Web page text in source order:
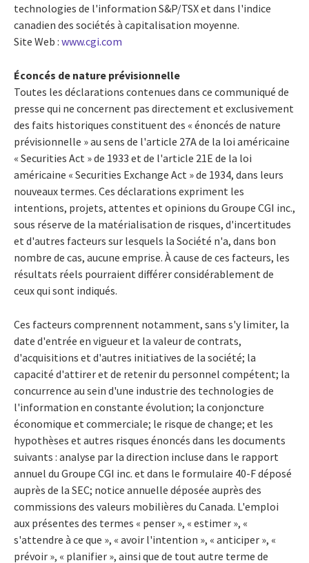
technologies de l'information S&P/TSX et dans l'indice
canadien des sociétés à capitalisation moyenne.
Site Web : www.cgi.com
Éconcés de nature prévisionnelle
Toutes les déclarations contenues dans ce communiqué de
presse qui ne concernent pas directement et exclusivement
des faits historiques constituent des « énoncés de nature
prévisionnelle » au sens de l'article 27A de la loi américaine
« Securities Act » de 1933 et de l'article 21E de la loi
américaine « Securities Exchange Act » de 1934, dans leurs
nouveaux termes. Ces déclarations expriment les
intentions, projets, attentes et opinions du Groupe CGI inc.,
sous réserve de la matérialisation de risques, d'incertitudes
et d'autres facteurs sur lesquels la Société n'a, dans bon
nombre de cas, aucune emprise. À cause de ces facteurs, les
résultats réels pourraient différer considérablement de
ceux qui sont indiqués.
Ces facteurs comprennent notamment, sans s'y limiter, la
date d'entrée en vigueur et la valeur de contrats,
d'acquisitions et d'autres initiatives de la société; la
capacité d'attirer et de retenir du personnel compétent; la
concurrence au sein d'une industrie des technologies de
l'information en constante évolution; la conjoncture
économique et commerciale; le risque de change; et les
hypothèses et autres risques énoncés dans les documents
suivants : analyse par la direction incluse dans le rapport
annuel du Groupe CGI inc. et dans le formulaire 40-F déposé
auprès de la SEC; notice annuelle déposée auprès des
commissions des valeurs mobilières du Canada. L'emploi
aux présentes des termes « penser », « estimer », «
s'attendre à ce que », « avoir l'intention », « anticiper », «
prévoir », « planifier », ainsi que de tout autre terme de